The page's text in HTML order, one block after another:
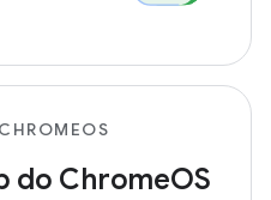
do ChromeOS